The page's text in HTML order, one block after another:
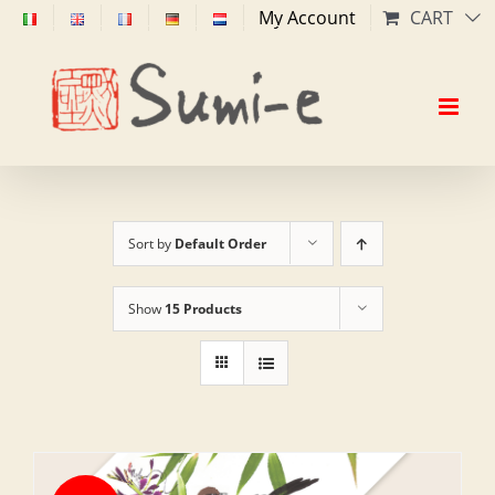
Skip
content
My Account CART
Sort by Default Order
Show 15 Products